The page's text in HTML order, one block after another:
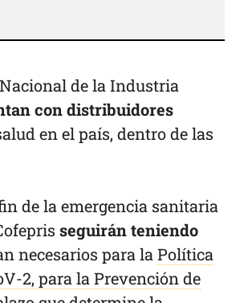
de la Industria
con distribuidores
en el país, dentro de las
de la emergencia sanitaria
seguirán teniendo
necesarios para la Política
2, para la Prevención de